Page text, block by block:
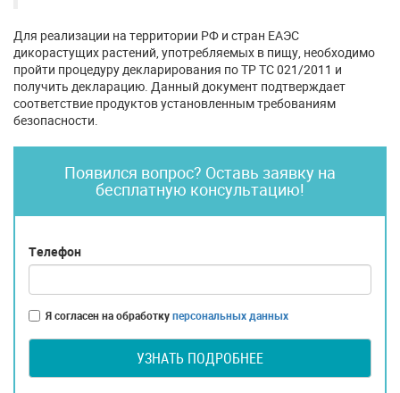
Для реализации на территории РФ и стран ЕАЭС
дикорастущих растений, употребляемых в пищу, необходимо
пройти процедуру декларирования по ТР ТС 021/2011 и
получить декларацию. Данный документ подтверждает
соответствие продуктов установленным требованиям
безопасности.
Появился вопрос? Оставь заявку на
бесплатную консультацию!
Телефон
Я согласен на обработкуперсональных данных
УЗНАТЬ ПОДРОБНЕЕ